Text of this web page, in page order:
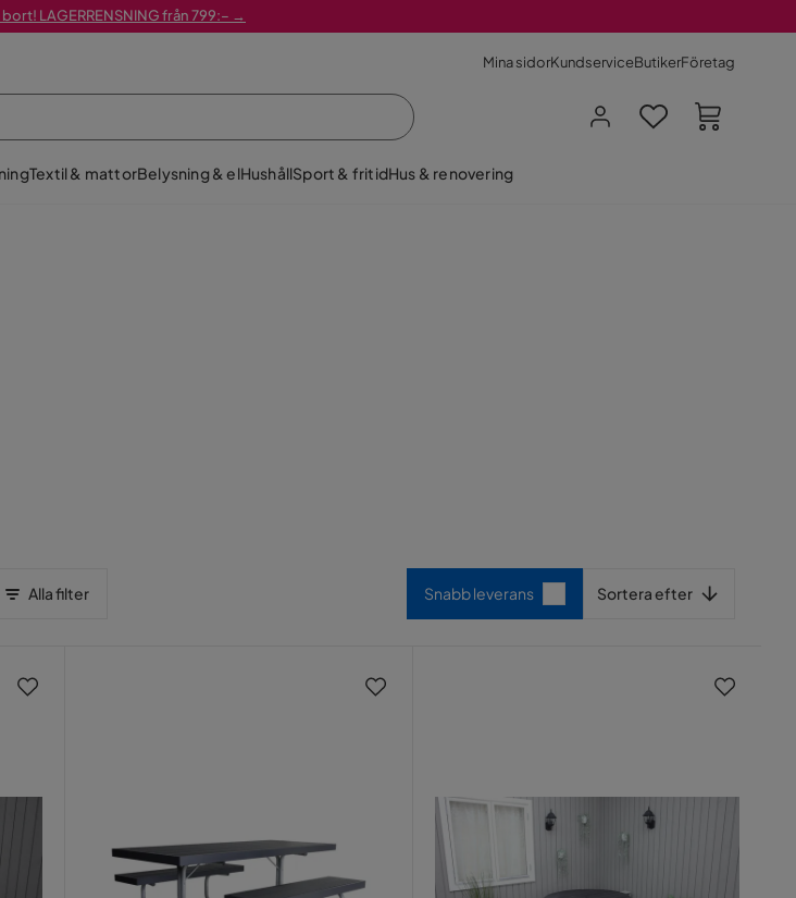
LAGERRENSNING från 799:– →
Mina sidorKundserviceButikerFöretag
Textil & mattorBelysning & elHushållSport & fritidHus & renovering
Alla filter Snabb leverans Sortera efter